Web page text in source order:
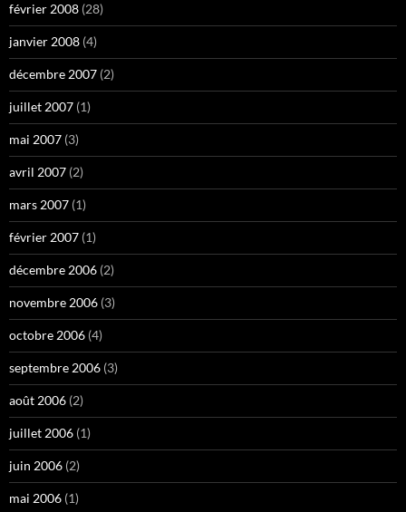
février 2008 (28)
janvier 2008 (4)
décembre 2007 (2)
juillet 2007 (1)
mai 2007 (3)
avril 2007 (2)
mars 2007 (1)
février 2007 (1)
décembre 2006 (2)
novembre 2006 (3)
octobre 2006 (4)
septembre 2006 (3)
août 2006 (2)
juillet 2006 (1)
juin 2006 (2)
mai 2006 (1)